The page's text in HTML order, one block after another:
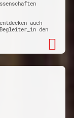
auch
den